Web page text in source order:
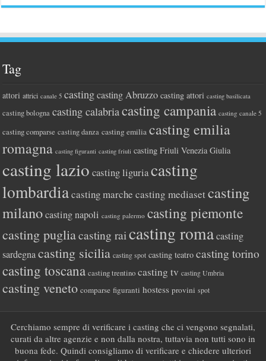
Tag
attori attrici canale 5 casting casting Abruzzo casting attori casting basilicata
casting bologna casting calabriacasting campania casting canale 5
casting comparse casting danza casting emilia casting emilia
romagna casting figuranti casting friuli casting Friuli Venezia Giulia
casting lazio casting liguriacasting
lombardiacasting marche casting mediasetcasting
milano casting napoli casting palermo casting piemonte
casting pugliacasting rai casting roma casting
sardegna casting sicilia casting spot casting teatro casting torino
casting toscana casting trentino casting tv casting Umbria
casting veneto comparse figuranti hostess provini spot
Cerchiamo sempre di verificare i casting che ci vengono segnalati,
curati da altre agenzie e non dalla nostra, tuttavia non tutti sono in
buona fede. Quindi consigliamo di verificare e chiedere ulteriori